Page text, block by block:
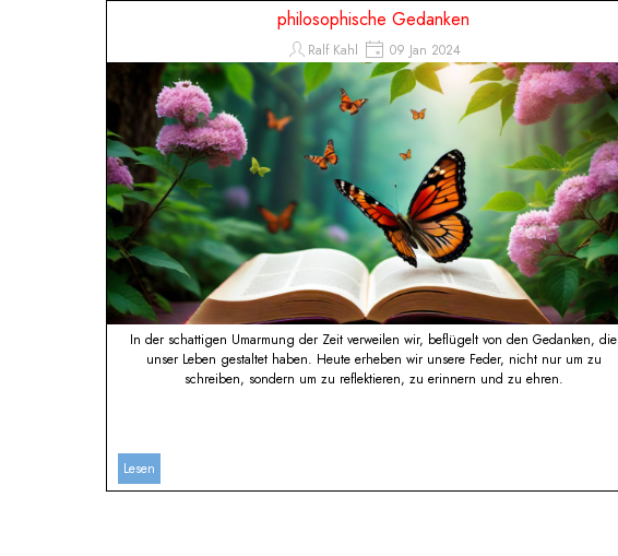
philosophische Gedanken
Ralf Kahl 09 Jan 2024
In der schattigen Umarmung der Zeit verweilen wir, beflügelt von den Gedanken, die
unser Leben gestaltet haben. Heute erheben wir unsere Feder, nicht nur um zu
schreiben, sondern um zu reflektieren, zu erinnern und zu ehren.
Lesen